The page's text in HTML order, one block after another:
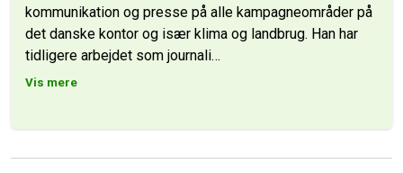
kommunikation og presse på alle kampagneområder på
det danske kontor og især klima og landbrug. Han har
tidligere arbejdet som journali…
Vis mere